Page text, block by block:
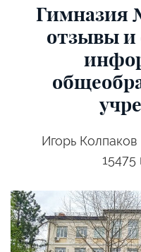
Гимназия
отзывы
Игорь Колпаков